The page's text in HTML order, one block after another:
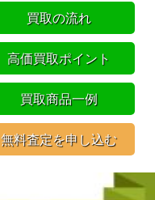
買取の流れ
高価買取ポイント
買取商品一例
無料査定を申し込む